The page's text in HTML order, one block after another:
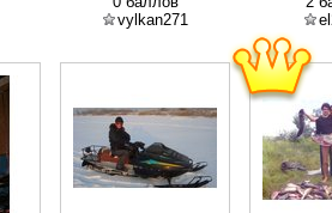
vylkan271